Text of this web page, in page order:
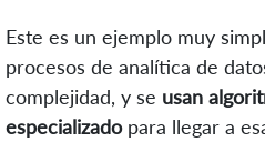
Este es un ejemplo muy
procesos de analítica de
complejidad, y se usan
especializadopara llegar a